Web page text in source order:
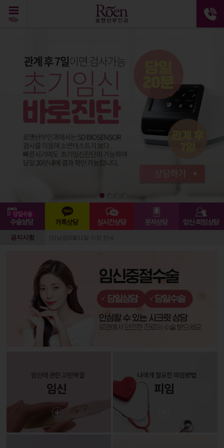
공지사항 [강남점]3월11일 이전 안내